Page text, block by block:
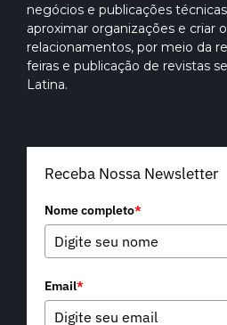
negócios e publicações
aproximar organizações e criar
relacionamentos, por meio da
feiras e publicação de revistas
Latina.
Receba Nossa Newsletter
Nome completo*
Email*